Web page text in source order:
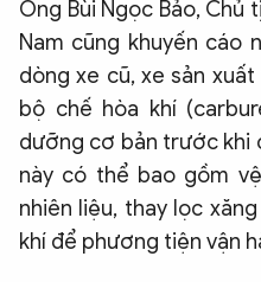
Ông Bùi Ngọc Bảo, Chủ
Nam cũng khuyến cáo
dòng xe cũ, xe sản
bộ chế hòa khí
dưỡng cơ bản trước khi
này có thể bao gồm
nhiên liệu, thay lọc
khí để phương tiện vận